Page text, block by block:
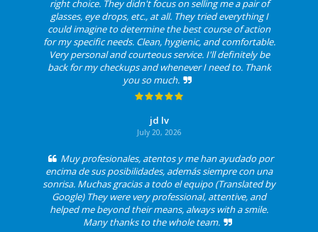
right choice. They didn't focus on selling me a pair of
glasses, eye drops, etc., at all. They tried everything I
could imagine to determine the best course of action
for my specific needs. Clean, hygienic, and comfortable.
Very personal and courteous service. I'll definitely be
back for my checkups and whenever I need to. Thank
you so much.
jd lv
July 20, 2026
Muy profesionales, atentos y me han ayudado por
encima de sus posibilidades, además siempre con una
sonrisa. Muchas gracias a todo el equipo (Translated by
Google) They were very professional, attentive, and
helped me beyond their means, always with a smile.
Many thanks to the whole team.